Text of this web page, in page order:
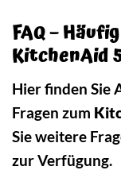
FAQ –
KitchenAid
Hier finden Sie
Fragen zum
Sie weitere
zur Verfügung.